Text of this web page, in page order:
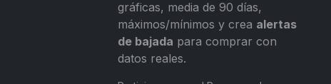
gráficas, media de 90 días,
máximos/mínimos y crea alertas
de bajada para comprar con
datos reales.